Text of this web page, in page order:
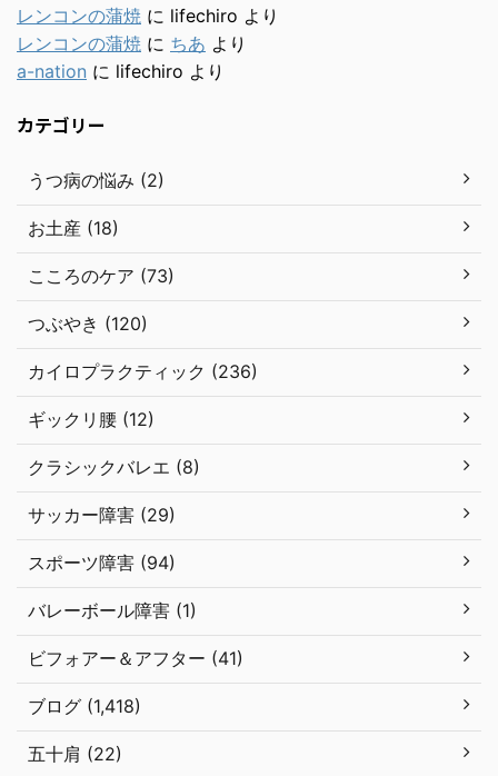
レンコンの蒲焼 に lifechiro より
レンコンの蒲焼 に ちあ より
a-nation に lifechiro より
カテゴリー
うつ病の悩み (2)
お土産 (18)
こころのケア (73)
つぶやき (120)
カイロプラクティック (236)
ギックリ腰 (12)
クラシックバレエ (8)
サッカー障害 (29)
スポーツ障害 (94)
バレーボール障害 (1)
ビフォアー＆アフター (41)
ブログ (1,418)
五十肩 (22)